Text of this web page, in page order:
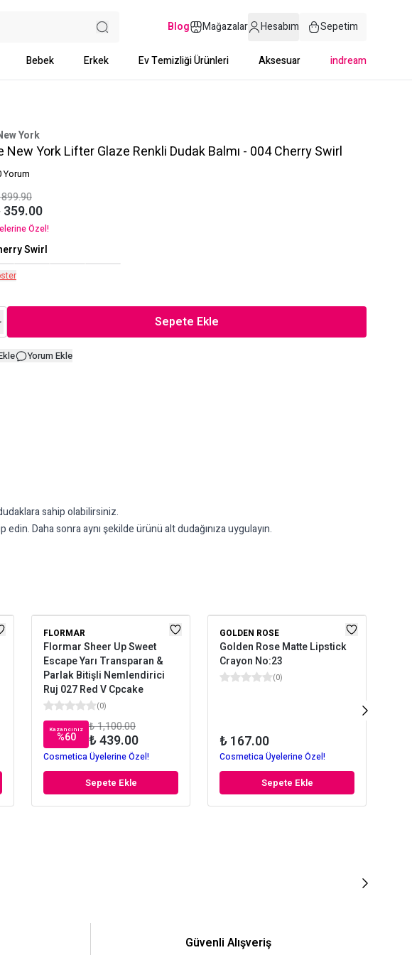
Blog Mağazalar Hesabım Sepetim
Bebek Erkek Ev Temizliği Ürünleri Aksesuar indream
York
New York Lifter Glaze Renkli Dudak Balmı - 004 Cherry Swirl
Yorum
359.00
Özel!
Swirl
Sepete Ekle
Yorum Ekle
sahip olabilirsiniz.
edin. Daha sonra aynı şekilde ürünü alt dudağınıza uygulayın.
FLORMAR
Flormar Sheer Up Sweet
Escape Yarı Transparan &
Parlak Bitişli Nemlendirici
Ruj 027 Red V Cpcake
(0)
Kazancınız
%60
₺ 1,100.00
₺ 439.00
Cosmetica Üyelerine Özel!
Sepete Ekle
GOLDEN ROSE
Golden Rose Matte Lipstick
Crayon No:23
(0)
₺ 167.00
Cosmetica Üyelerine Özel!
Sepete Ekle
Güvenli Alışveriş